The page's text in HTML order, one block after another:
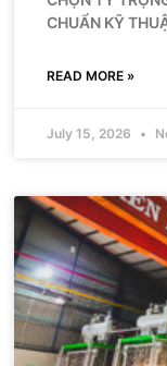
CHUẨN KỸ
READ MORE »
July 15, 2026